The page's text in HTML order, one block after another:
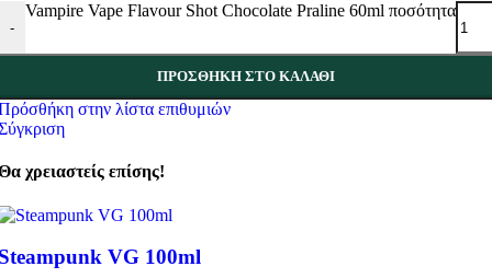
-
Vampire Vape Flavour Shot Chocolate Praline 60ml ποσότητα
ΠΡΟΣΘΉΚΗ ΣΤΟ ΚΑΛΆΘΙ
στην λίστα επιθυμιών
χρειαστείς επίσης!
VG 100ml